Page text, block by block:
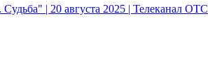
| 20 августа 2025 | Телеканал ОТС